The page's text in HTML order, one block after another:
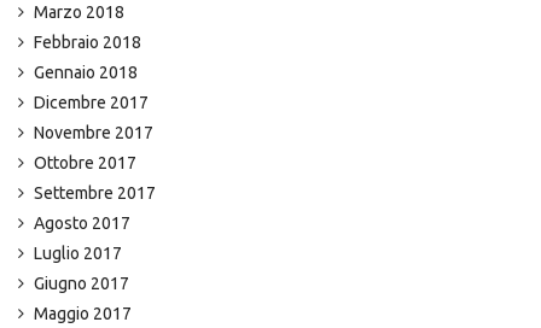
Marzo 2018
Febbraio 2018
Gennaio 2018
Dicembre 2017
Novembre 2017
Ottobre 2017
Settembre 2017
Agosto 2017
Luglio 2017
Giugno 2017
Maggio 2017